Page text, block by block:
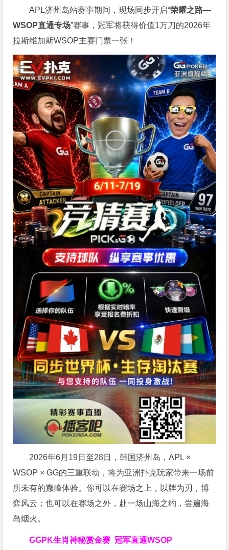
APL济州岛站赛事期间，现场同步开启“荣耀之路—
WSOP直通专场”赛事，冠军将获得价值1万刀的2026年
拉斯维加斯WSOP主赛门票一张！
2026年6月19日至28日，韩国济州岛，APL ×
WSOP × GG的三重联动，将为亚洲扑克玩家带来一场前
所未有的巅峰体验。你可以在赛场之上，以牌为刃，博
弈风云；也可以在赛场之外，赴一场山海之约，尝遍海
岛烟火。
GGPK生肖神秘赏金赛冠军直通WSOP